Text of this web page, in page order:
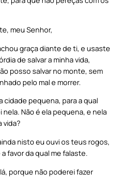
meu Senhor,
graça diante de ti, e usaste
de salvar a minha vida,
posso salvar no monte, sem
pelo mal e morrer.
cidade pequena, para a qual
Não é ela pequena, e nela
vida?
nisto eu ouvi os teus rogos,
favor da qual me falaste.
porque não poderei fazer